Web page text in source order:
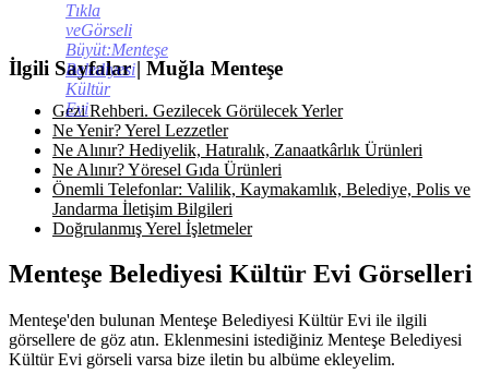
Tıkla
veGörseli
Büyüt:Menteşe
Belediyesi
Kültür
Evi
İlgili Sayfalar | Muğla Menteşe
Gezi Rehberi. Gezilecek Görülecek Yerler
Ne Yenir? Yerel Lezzetler
Ne Alınır? Hediyelik, Hatıralık, Zanaatkârlık Ürünleri
Ne Alınır? Yöresel Gıda Ürünleri
Önemli Telefonlar: Valilik, Kaymakamlık, Belediye, Polis ve
Jandarma İletişim Bilgileri
Doğrulanmış Yerel İşletmeler
Menteşe Belediyesi Kültür Evi Görselleri
Menteşe'den bulunan Menteşe Belediyesi Kültür Evi ile ilgili
görsellere de göz atın. Eklenmesini istediğiniz Menteşe Belediyesi
Kültür Evi görseli varsa bize iletin bu albüme ekleyelim.